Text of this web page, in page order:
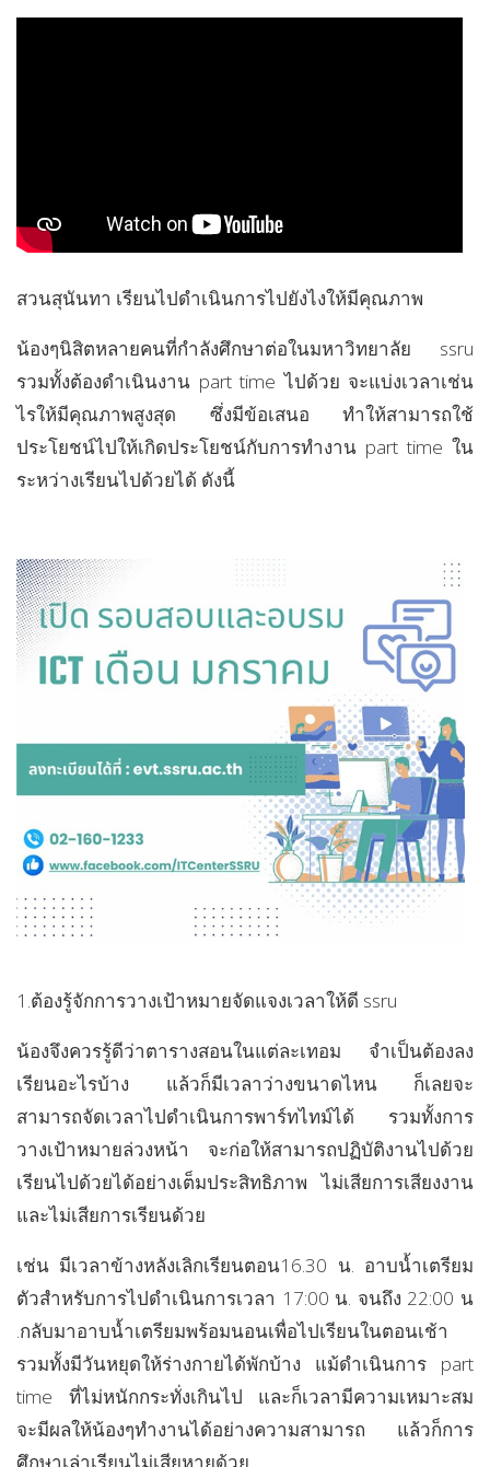
สวนสุนันทา เรียนไปดำเนินการไปยังไงให้มีคุณภาพ
น้องๆนิสิตหลายคนที่กำลังศึกษาต่อในมหาวิทยาลัย ssru
รวมทั้งต้องดำเนินงาน part time ไปด้วย จะแบ่งเวลาเช่น
ไรให้มีคุณภาพสูงสุด ซึ่งมีข้อเสนอ ทำให้สามารถใช้
ประโยชน์ไปให้เกิดประโยชน์กับการทำงาน part time ใน
ระหว่างเรียนไปด้วยได้ ดังนี้
1.ต้องรู้จักการวางเป้าหมายจัดแจงเวลาให้ดี ssru
น้องจึงควรรู้ดีว่าตารางสอนในแต่ละเทอม จำเป็นต้องลง
เรียนอะไรบ้าง แล้วก็มีเวลาว่างขนาดไหน ก็เลยจะ
สามารถจัดเวลาไปดำเนินการพาร์ทไทม์ได้ รวมทั้งการ
วางเป้าหมายล่วงหน้า จะก่อให้สามารถปฏิบัติงานไปด้วย
เรียนไปด้วยได้อย่างเต็มประสิทธิภาพ ไม่เสียการเสียงงาน
และไม่เสียการเรียนด้วย
เช่น มีเวลาข้างหลังเลิกเรียนตอน16.30 น. อาบน้ำเตรียม
ตัวสำหรับการไปดำเนินการเวลา 17:00 น. จนถึง 22:00 น
.กลับมาอาบน้ำเตรียมพร้อมนอนเพื่อไปเรียนในตอนเช้า
รวมทั้งมีวันหยุดให้ร่างกายได้พักบ้าง แม้ดำเนินการ part
time ที่ไม่หนักกระทั่งเกินไป และก็เวลามีความเหมาะสม
จะมีผลให้น้องๆทำงานได้อย่างความสามารถ แล้วก็การ
ศึกษาเล่าเรียนไม่เสียหายด้วย